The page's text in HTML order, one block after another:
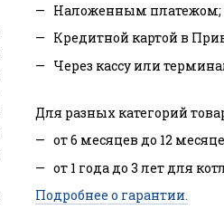
Наложенным платежом;
Кредитной картой в
Через кассу или
Для разных категорий
от 6 месяцев до 12
от 1 года до 3 лет для
Подробнее о гарантии.